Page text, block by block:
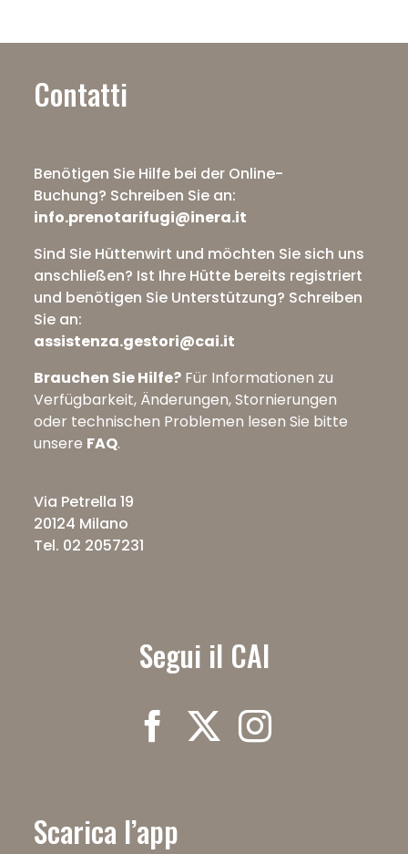
Contatti
Benötigen Sie Hilfe bei der Online-
Buchung? Schreiben Sie an:
info.prenotarifugi@inera.it
Sind Sie Hüttenwirt und möchten Sie sich uns
anschließen? Ist Ihre Hütte bereits registriert
und benötigen Sie Unterstützung? Schreiben
Sie an:
assistenza.gestori@cai.it
Brauchen Sie Hilfe? Für Informationen zu
Verfügbarkeit, Änderungen, Stornierungen
oder technischen Problemen lesen Sie bitte
unsere FAQ.
Via Petrella 19
20124 Milano
Tel. 02 2057231
Segui il CAI
Scarica l’app